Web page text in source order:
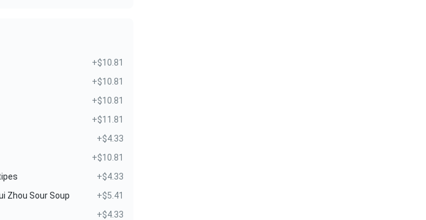
+$10.81
+$10.81
+$10.81
+$11.81
+$4.33
+$10.81
+$4.33
Zhou Sour Soup
+$5.41
+$4.33